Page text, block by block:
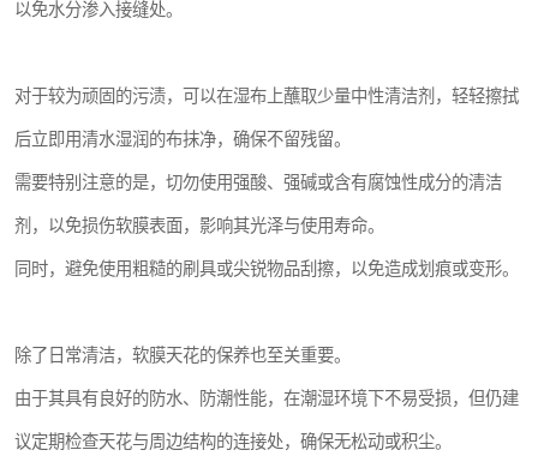
以免水分渗入接缝处。
对于较为顽固的污渍，可以在湿布上蘸取少量中性清洁剂，轻轻擦拭
后立即用清水湿润的布抹净，确保不留残留。
需要特别注意的是，切勿使用强酸、强碱或含有腐蚀性成分的清洁
剂，以免损伤软膜表面，影响其光泽与使用寿命。
同时，避免使用粗糙的刷具或尖锐物品刮擦，以免造成划痕或变形。
除了日常清洁，软膜天花的保养也至关重要。
由于其具有良好的防水、防潮性能，在潮湿环境下不易受损，但仍建
议定期检查天花与周边结构的连接处，确保无松动或积尘。